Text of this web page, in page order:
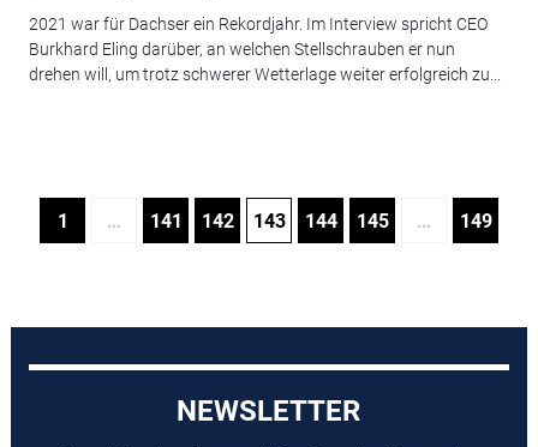
2021 war für Dachser ein Rekordjahr. Im Interview spricht CEO
Burkhard Eling darüber, an welchen Stellschrauben er nun
drehen will, um trotz schwerer Wetterlage weiter erfolgreich zu...
1 … 141 142 143 144 145 … 149
NEWSLETTER